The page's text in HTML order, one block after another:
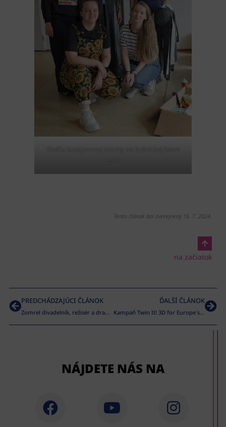
Dielňa kostýmovej tvorby na Scénickej žatve
2023
Tento článok bol zverejnený 16. 7. 2024.
na začiatok
PREDCHÁDZAJÚCI ČLÁNOK
Zomrel divadelník, režisér a dramatik Blaho Uhlár
ĎALŠÍ ČLÁNOK
Kampaň Twin It! 3D for Europe´s Culture oslávila úspech v Bruseli aj so slovenským objektom
NÁJDETE NÁS NA